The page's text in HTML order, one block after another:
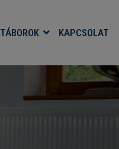
TÁBOROK KAPCSOLAT